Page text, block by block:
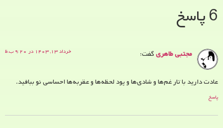
6 پاسخ
مجتبی طاهریگفت: خرداد ۱۳, ۱۴۰۳ در ۹:۲۰ ب.ظ
عادت دارید با تار غم‌ها و شادی‌ها و پود لحظه‌ها و عقربه‌ها احساسی نو ببافید.
پاسخ